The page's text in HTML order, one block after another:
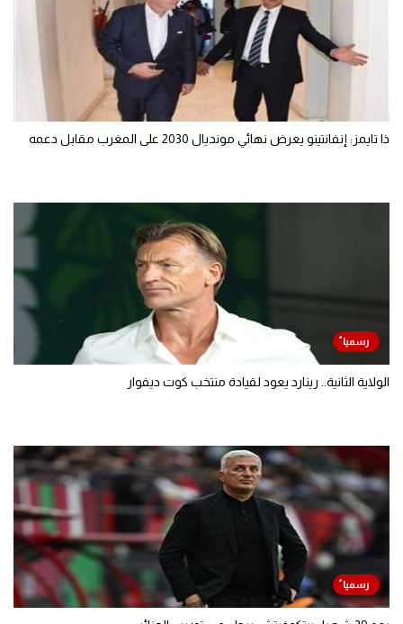
ذا تايمز: إنفانتينو يعرض نهائي مونديال 2030 على المغرب مقابل دعمه
الولاية الثانية.. رينارد يعود لقيادة منتخب كوت ديفوار